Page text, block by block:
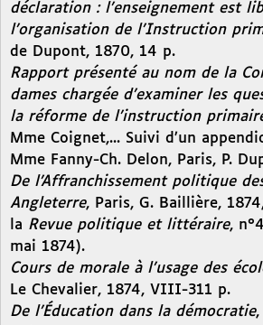
déclaration : l’enseignement est
l’organisation de l’Instruction
de Dupont, 1870, 14 p.
Rapport présenté au nom de la
dames chargée d’examiner les
la réforme de l’instruction
Mme Coignet,... Suivi d’un
Mme Fanny-Ch. Delon, Paris, P.
De l’Affranchissement politique
Angleterre, Paris, G. Baillière,
la Revue politique et littéraire,
mai 1874).
Cours de morale à l’usage des
Le Chevalier, 1874, VIII-311 p.
De l’Éducation dans la démocratie,